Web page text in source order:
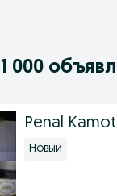
1 000
Penal
Новый